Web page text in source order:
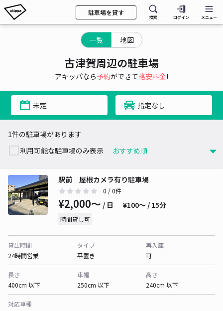
駐車場を貸す
検索 ログイン メニュー
一覧 地図
古津賀周辺の駐車場
アキッパなら予約ができて格安料金!
未定 指定なし
1件の駐車場があります
利用可能な駐車場のみ表示
駅前 屋根カメラ有り駐車場
0 / 0件
¥2,000〜 / 日 ¥100〜 / 15分
時間貸し可
貸出時間
24時間営業
タイプ
平置き
再入庫
可
長さ
400cm 以下
車幅
250cm 以下
高さ
240cm 以下
対応車種